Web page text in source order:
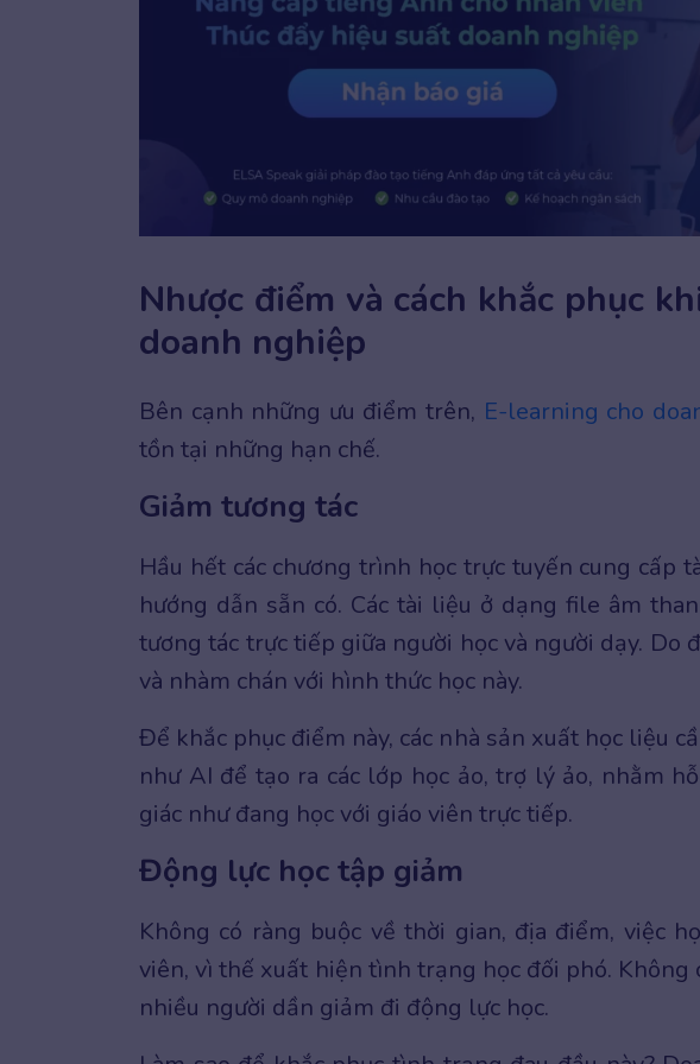
Nhược điểm và cách khắc phục
doanh nghiệp
Bên cạnh những ưu điểm trên, E-learning cho
tồn tại những hạn chế.
Giảm tương tác
Hầu hết các chương trình học trực tuyến cung cấp
hướng dẫn sẵn có. Các tài liệu ở dạng file âm
tương tác trực tiếp giữa người học và người dạy. Do
và nhàm chán với hình thức học này.
Để khắc phục điểm này, các nhà sản xuất học liệu
như AI để tạo ra các lớp học ảo, trợ lý ảo, nhằm
giác như đang học với giáo viên trực tiếp.
Động lực học tập giảm
Không có ràng buộc về thời gian, địa điểm, việc
viên, vì thế xuất hiện tình trạng học đối phó. Không
nhiều người dần giảm đi động lực học.